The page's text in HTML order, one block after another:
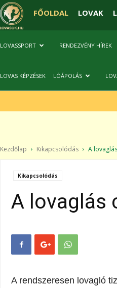
FŐOLDAL LOVAK
LOVASSPORT RENDEZVÉNY HÍREK
LOVAS KÉPZÉSEK LÓÁPOLÁS
Kezdőlap Kikapcsolódás A
Kikapcsolódás
A lovaglás
A rendszeresen lovagló